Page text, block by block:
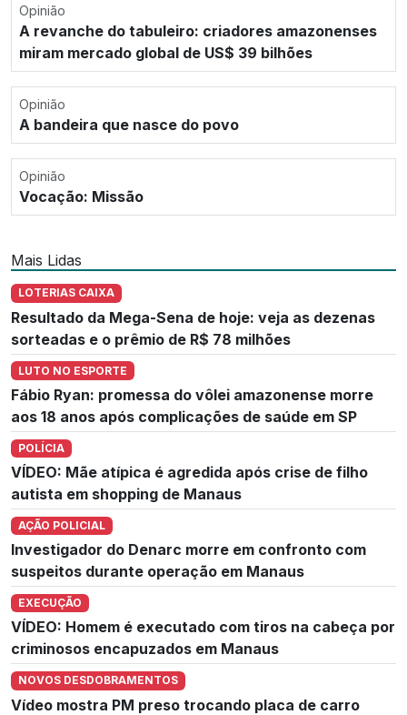
Opinião
A revanche do tabuleiro: criadores amazonenses
miram mercado global de US$ 39 bilhões
Opinião
A bandeira que nasce do povo
Opinião
Vocação: Missão
Mais Lidas
LOTERIAS CAIXA
Resultado da Mega-Sena de hoje: veja as dezenas
sorteadas e o prêmio de R$ 78 milhões
LUTO NO ESPORTE
Fábio Ryan: promessa do vôlei amazonense morre
aos 18 anos após complicações de saúde em SP
POLÍCIA
VÍDEO: Mãe atípica é agredida após crise de filho
autista em shopping de Manaus
AÇÃO POLICIAL
Investigador do Denarc morre em confronto com
suspeitos durante operação em Manaus
EXECUÇÃO
VÍDEO: Homem é executado com tiros na cabeça por
criminosos encapuzados em Manaus
NOVOS DESDOBRAMENTOS
Vídeo mostra PM preso trocando placa de carro